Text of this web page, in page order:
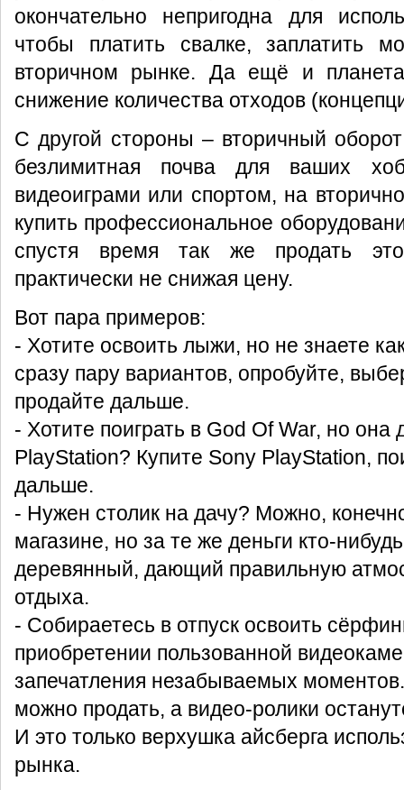
окончательно непригодна для
чтобы платить свалке, заплатить
вторичном рынке. Да ещё и
снижение количества отходов
С другой стороны – вторичный
безлимитная почва для ваших
видеоиграми или спортом, на
купить профессиональное
спустя время так же продать
практически не снижая цену.
Вот пара примеров:
- Хотите освоить лыжи, но не знаете
сразу пару вариантов, опробуйте,
продайте дальше.
- Хотите поиграть в God Of War, но она
PlayStation? Купите Sony PlayStation,
дальше.
- Нужен столик на дачу? Можно,
магазине, но за те же деньги кто-
деревянный, дающий правильную
отдыха.
- Собираетесь в отпуск освоить
приобретении пользованной
запечатления незабываемых
можно продать, а видео-ролики
И это только верхушка айсберга
рынка.